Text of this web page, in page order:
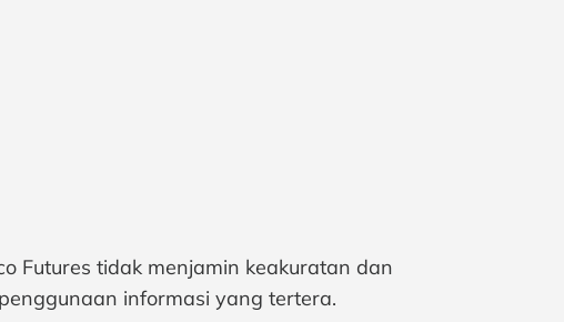
Futures tidak menjamin keakuratan dan
informasi yang tertera.